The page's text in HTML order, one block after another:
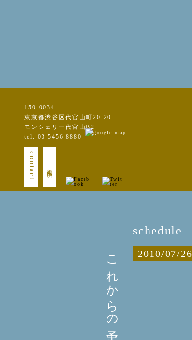
150-0034
東京都渋谷区代官山町20-20
モンシェリー代官山B2
tel. 03 5456 8880
contact
これからの予定
schedule
2010/07/26